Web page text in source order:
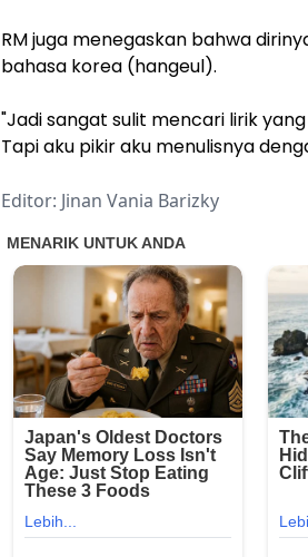
RM juga menegaskan bahwa
bahasa korea (hangeul).
"Jadi sangat sulit mencari lirik
Tapi aku pikir aku menulisnya
Editor: Jinan Vania Barizky